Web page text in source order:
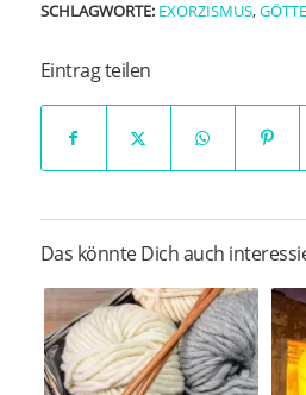
SCHLAGWORTE: EXORZISMUS,
Eintrag teilen
Das könnte Dich auch